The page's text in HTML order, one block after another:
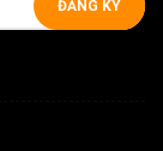
ĐĂNG KÝ